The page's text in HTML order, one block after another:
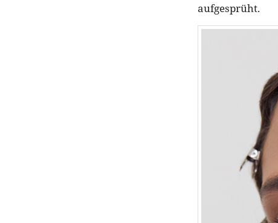
aufgesprüht.